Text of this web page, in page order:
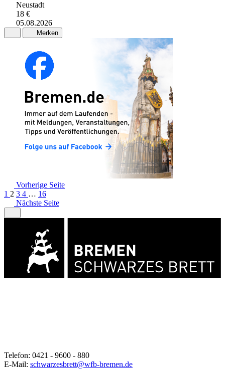
Neustadt
18 €
05.08.2026
Merken
Vorherige Seite
1 2 3 4 … 16
Nächste Seite
Telefon: 0421 - 9600 - 880
E-Mail: schwarzesbrett@wfb-bremen.de